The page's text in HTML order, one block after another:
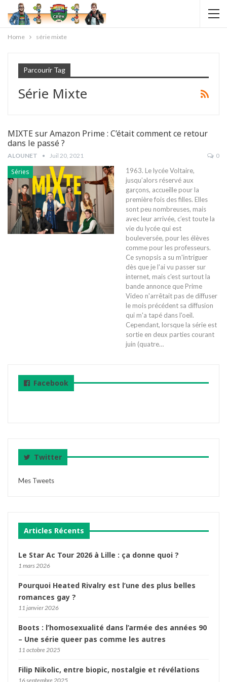
Home série mixte
Parcourir Tag
Série Mixte
MIXTE sur Amazon Prime : C’était comment ce retour
dans le passé ?
ALOUNET Juil 20, 2021 0
Séries
1963. Le lycée Voltaire,
jusqu’alors réservé aux
garçons, accueille pour la
première fois des filles. Elles
sont peu nombreuses, mais
avec leur arrivée, c’est toute la
vie du lycée qui est
bouleversée, pour les élèves
comme pour les professeurs.
Ce synopsis a su m'intriguer
dès que je l'ai vu passer sur
internet, mais c'est surtout la
bande annonce que Prime
Video n'arrêtait pas de diffuser
le mois précédent sa diffusion
qui m'a tapé dans l'oeil.
Cependant, lorsque la série est
sortie en deux parties courant
juin (quatre…
Facebook
Twitter
Mes Tweets
Articles Récents
Le Star Ac Tour 2026 à Lille : ça donne quoi ?
1 mars 2026
Pourquoi Heated Rivalry est l’une des plus belles
romances gay ?
11 janvier 2026
Boots : l’homosexualité dans l’armée des années 90
– Une série queer pas comme les autres
11 octobre 2025
Filip Nikolic, entre biopic, nostalgie et révélations
16 septembre 2025